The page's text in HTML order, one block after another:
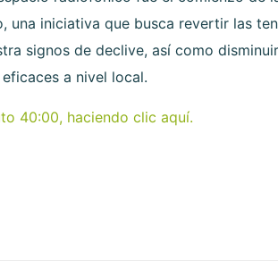
iniciativa que busca revertir las
signos de declive, así como
a nivel local.
40:00, haciendo clic aquí.